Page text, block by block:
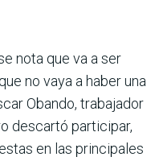
nota que va a ser
no vaya a haber una
Obando, trabajador
descartó participar,
en las principales